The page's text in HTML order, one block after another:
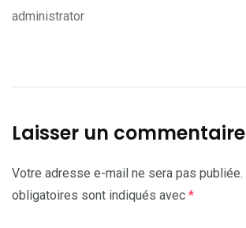
administrator
Laisser un commentaire
Votre adresse e-mail ne sera pas publiée.
obligatoires sont indiqués avec *